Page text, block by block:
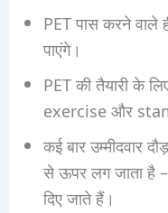
PET पास करने
पाएंगे।
PET की तैयारी के
exercise और
कई बार उम्मीदवार
से ऊपर लग जाता है
दिए जाते हैं।